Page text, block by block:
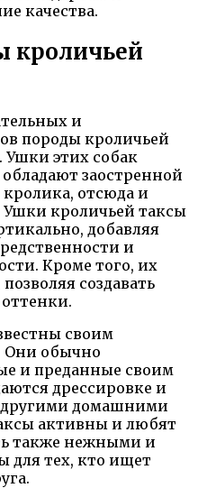
качества.
кроличьей
и
породы кроличьей
этих собак
заостренной
отсюда и
Ушки кроличьей таксы
добавляя
и
Кроме того, их
создавать
своим
Они обычно
и преданные своим
дрессировке и
другими домашними
активны и любят
также нежными и
для тех, кто ищет